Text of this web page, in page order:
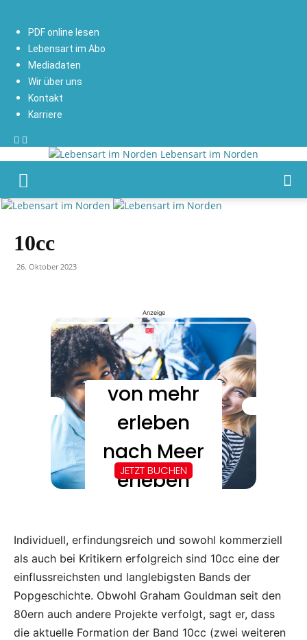
PDF online lesen
Lebensart im Abo
Mediadaten
Wir über uns
Kontakt
Karriere
Lebensart im Norden
10cc
26. Oktober 2023
Anzeige
Individuell, erfindungsreich und sowohl kommerziell
als auch bei Kritikern erfolgreich sind 10cc eine der
einflussreichsten und langlebigsten Bands der
Popgeschichte. Obwohl Graham Gouldman seit den
80ern auch andere Projekte verfolgt, sagt er, dass
die aktuelle Formation der Band 10cc (zwei weiteren